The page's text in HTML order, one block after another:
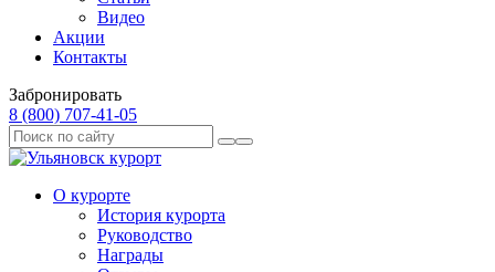
Видео
Акции
Контакты
Забронировать
8 (800) 707‑41‑05
О курорте
История курорта
Руководство
Награды